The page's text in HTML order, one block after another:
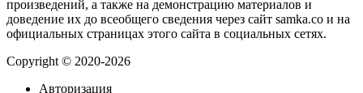
произведений, а также на демонстрацию материалов и
доведение их до всеобщего сведения через сайт samka.co и на
официальных страницах этого сайта в социальных сетях.
Copyright © 2020-2026
Авторизация